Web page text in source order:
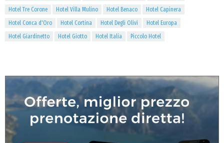
Hotel Tre Corone
Hotel Villa Mulino Hotel Benaco
Hotel Capinera
Hotel Conca d'Oro
Hotel Cortina Hotel Degli Olivi
Hotel Europa
Hotel Giardinetto
Hotel Giotto Hotel Italia Piccolo Hotel